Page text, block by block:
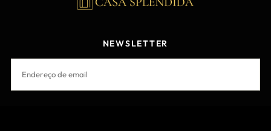
NEWSLETTER